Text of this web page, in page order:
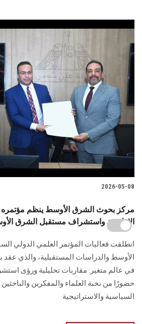
2026-05-08
مركز بحوث الشرق الأوسط ينظم مؤتمره
الإقليمية واستشراف مستقبل الشرق
انطلقت فعاليات المؤتمر العلمي الدولي
الأوسط والدراسات المستقبلية، والذي عقد
في عالم متغير: مقاربات تحليلية ورؤى
حضورًا من نخبة العلماء والمفكرين
السياسية والاستراتيجية